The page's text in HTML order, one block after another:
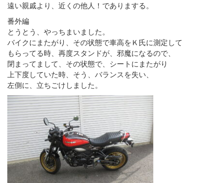
遠い親戚より、近くの他人！でありまする。
番外編
とうとう、やっちまいました。
バイクにまたがり、その状態で車高をＫ氏に測定して
もらってる時、再度スタンドが、邪魔になるので、
閉まってまして、その状態で、シートにまたがり
上下度していた時、そう、バランスを失い、
左側に、立ちごけしました。